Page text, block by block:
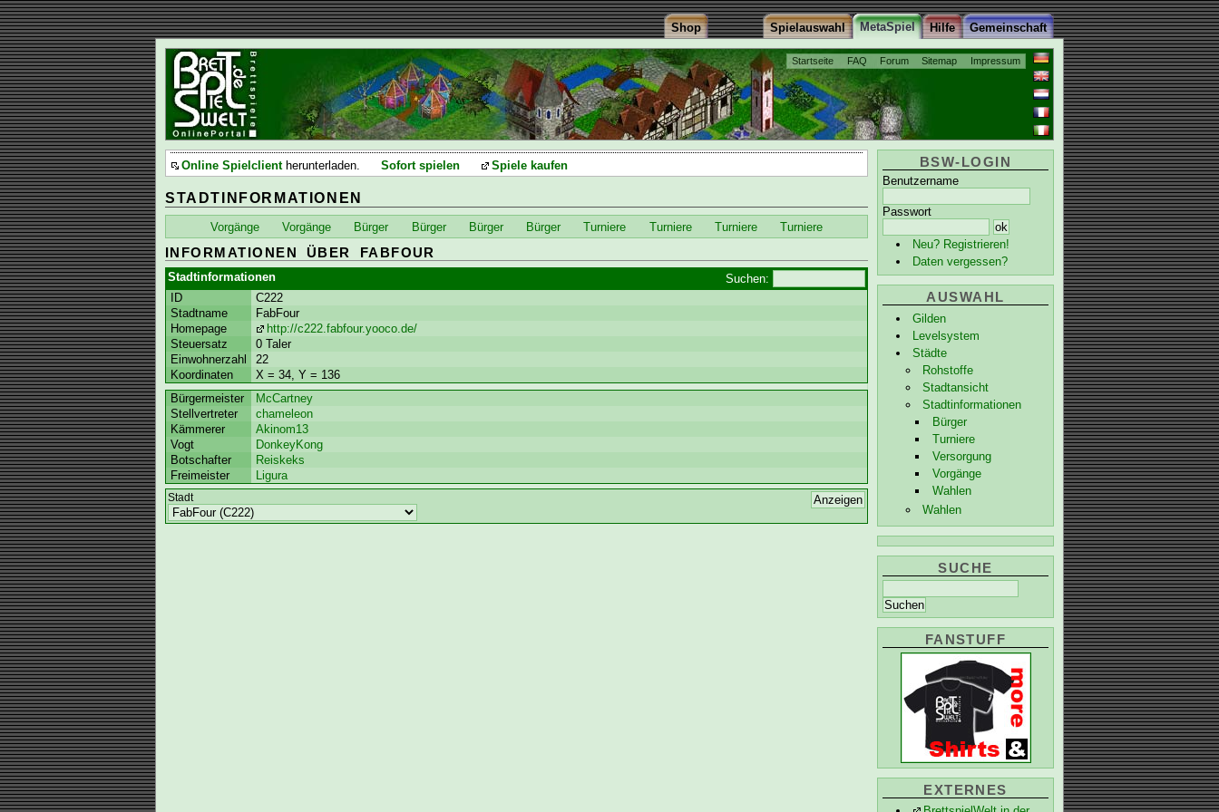
Startseite FAQ Forum Sitemap Impressum
Gemeinschaft
Hilfe
MetaSpiel
Spielauswahl
Shop
BSW-LOGIN
Benutzername
Passwort
Neu? Registrieren!
Daten vergessen?
AUSWAHL
Gilden
Levelsystem
Städte
Rohstoffe
Stadtansicht
Stadtinformationen
Bürger
Turniere
Versorgung
Vorgänge
Wahlen
Wahlen
SUCHE
FANSTUFF
EXTERNES
Online Spielclientherunterladen. Sofort spielen Spiele kaufen
STADTINFORMATIONEN
Vorgänge Vorgänge Bürger Bürger Bürger Bürger Turniere Turniere Turniere Turniere
INFORMATIONEN ÜBER FABFOUR
Suchen:
Stadtinformationen
ID
C222
Stadtname
FabFour
Homepage
http://c222.fabfour.yooco.de/
Steuersatz
0 Taler
Einwohnerzahl
22
Koordinaten
X = 34, Y = 136
Bürgermeister
McCartney
Stellvertreter
chameleon
Kämmerer
Akinom13
Vogt
DonkeyKong
Botschafter
Reiskeks
Freimeister
Ligura
Stadt